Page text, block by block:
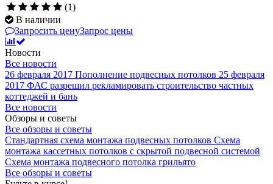
(1)
В наличии
Запросить ценуЗапрос цены
Новости
Все новости
26 февраля 2017 Пополнение подвесных потолков 25 февраля
2017 ФАС разрешил рекламировать строительство частных
коттеджей и бань
Все новости
Обзоры и советы
Все обзоры и советы
Стандартная схема монтажа подвесных потолков Схема
монтажа кассетных потолков с скрытой подвесной системой
Схема монтажа подвесного потолка грильято
Все обзоры и советы